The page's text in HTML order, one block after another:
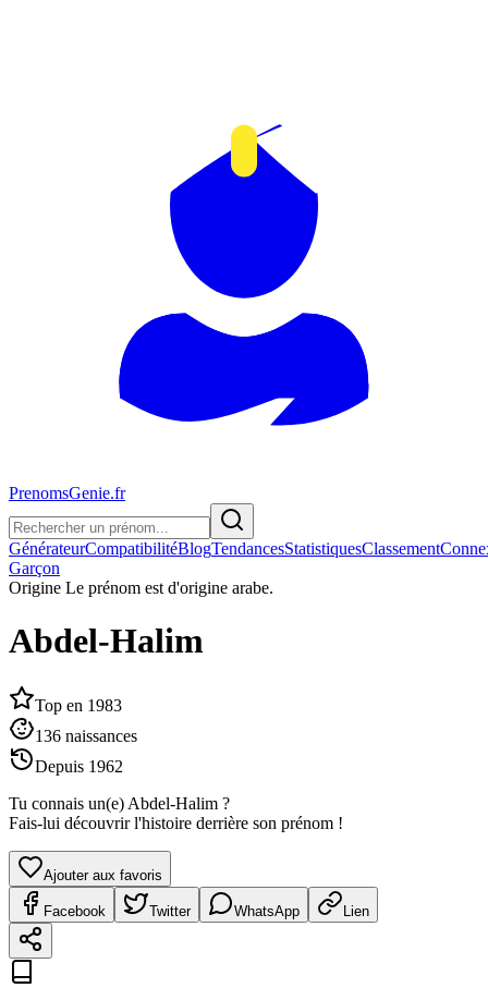
PrenomsGenie.fr
GénérateurCompatibilitéBlogTendancesStatistiquesClassement
Garçon
Origine Le prénom est d'origine arabe.
Abdel-Halim
Top en 1983
136 naissances
Depuis 1962
Tu connais un(e) Abdel-Halim ?
Fais-lui découvrir l'histoire derrière son prénom !
Ajouter aux favoris
Facebook Twitter WhatsApp Lien